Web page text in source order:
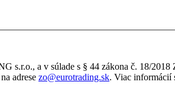
s.r.o., a v súlade s § 44 zákona č. 18/
adrese zo@eurotrading.sk. Viac informácií